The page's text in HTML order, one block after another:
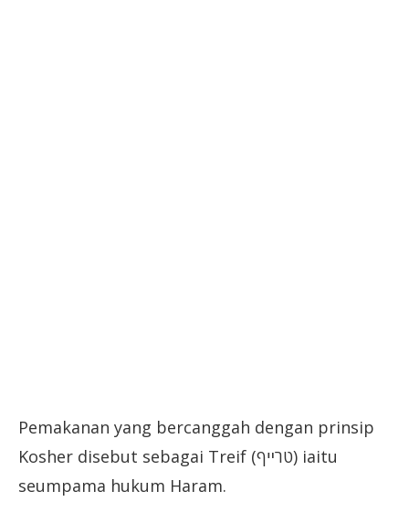
Pemakanan yang bercanggah dengan prinsip
Kosher disebut sebagai Treif (טרײף‎) iaitu
seumpama hukum Haram.